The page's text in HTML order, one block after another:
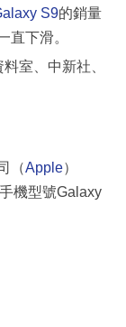
S9的銷量
直下滑。
室、中新社、
（Apple）
機型號Galaxy